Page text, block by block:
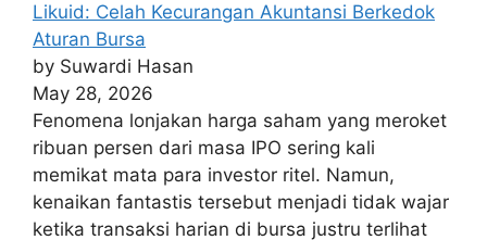
Likuid: Celah Kecurangan Akuntansi Berkedok
Aturan Bursa
by Suwardi Hasan
May 28, 2026
Fenomena lonjakan harga saham yang meroket
ribuan persen dari masa IPO sering kali
memikat mata para investor ritel. Namun,
kenaikan fantastis tersebut menjadi tidak wajar
ketika transaksi harian di bursa justru terlihat